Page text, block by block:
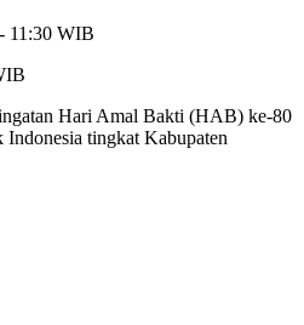
11:30 WIB
Hari Amal Bakti (HAB) ke-80
tingkat Kabupaten